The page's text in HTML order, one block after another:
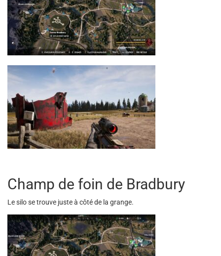
Champ de foin de Bradbury
Le silo se trouve juste à côté de la grange.